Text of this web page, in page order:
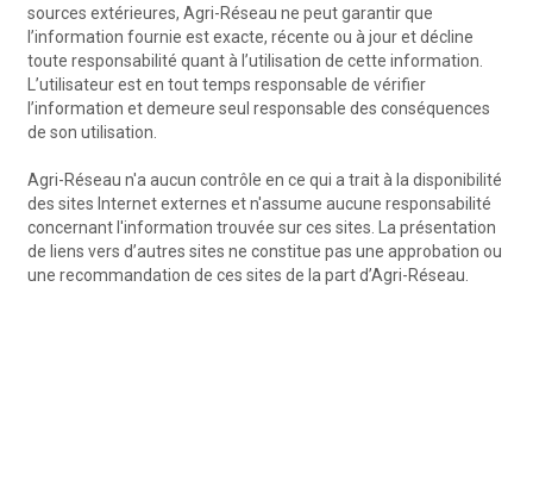
sources extérieures, Agri-Réseau ne peut garantir que
l’information fournie est exacte, récente ou à jour et décline
toute responsabilité quant à l’utilisation de cette information.
L’utilisateur est en tout temps responsable de vérifier
l’information et demeure seul responsable des conséquences
de son utilisation.
Agri-Réseau n'a aucun contrôle en ce qui a trait à la disponibilité
des sites Internet externes et n'assume aucune responsabilité
concernant l'information trouvée sur ces sites. La présentation
de liens vers d’autres sites ne constitue pas une approbation ou
une recommandation de ces sites de la part d’Agri-Réseau.